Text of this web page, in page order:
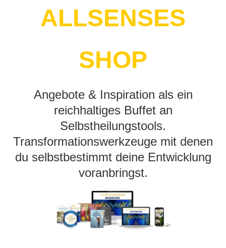
ALLSENSES
SHOP
Angebote & Inspiration als ein
reichhaltiges Buffet an
Selbstheilungstools.
Transformationswerkzeuge mit denen
du selbstbestimmt deine Entwicklung
voranbringst.